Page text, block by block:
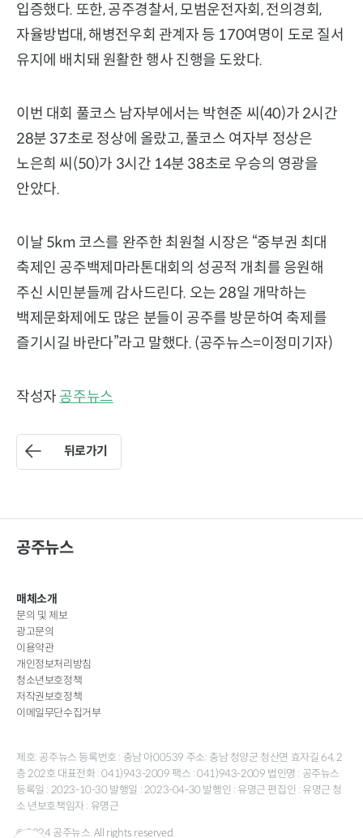
입증했다. 또한, 공주경찰서, 모범운전자회, 전의경회,
자율방법대, 해병전우회 관계자 등 170여명이 도로 질서
유지에 배치돼 원활한 행사 진행을 도왔다.
이번 대회 풀코스 남자부에서는 박현준 씨(40)가 2시간
28분 37초로 정상에 올랐고, 풀코스 여자부 정상은
노은희 씨(50)가 3시간 14분 38초로 우승의 영광을
안았다.
이날 5km 코스를 완주한 최원철 시장은 “중부권 최대
축제인 공주백제마라톤대회의 성공적 개최를 응원해
주신 시민분들께 감사드린다. 오는 28일 개막하는
백제문화제에도 많은 분들이 공주를 방문하여 축제를
즐기시길 바란다”라고 말했다. (공주뉴스=이정미기자)
작성자 공주뉴스
뒤로가기
공주뉴스
매체소개
문의 및 제보
광고문의
이용약관
개인정보처리방침
청소년보호정책
저작권보호정책
이메일무단수집거부
제호: 공주뉴스 등록번호 : 충남 아00539 주소: 충남 청양군 청산면 효자길 64, 2
층 202호 대표전화 : 041)943-2009 팩스 : 041)943-2009 법인명 : 공주뉴스
등록일 : 2023-10-30 발행일 : 2023-04-30 발행인 : 유명근 편집인 : 유명근 청
소 년보호책임자 : 유명근
© 2024 공주뉴스. All rights reserved.